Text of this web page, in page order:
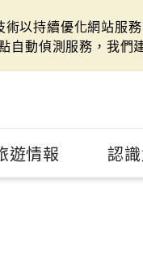
以持續優化網站服
自動偵測服務，我們
遊情報 認